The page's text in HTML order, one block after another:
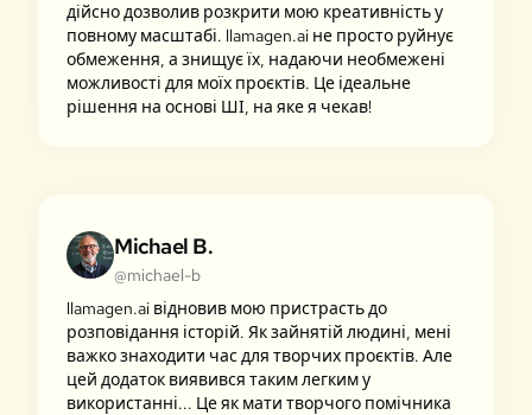
дійсно дозволив розкрити мою креативність у
повному масштабі. llamagen.ai не просто руйнує
обмеження, а знищує їх, надаючи необмежені
можливості для моїх проєктів. Це ідеальне
рішення на основі ШІ, на яке я чекав!
Michael B.
@michael-b
llamagen.ai відновив мою пристрасть до
розповідання історій. Як зайнятій людині, мені
важко знаходити час для творчих проєктів. Але
цей додаток виявився таким легким у
використанні... Це як мати творчого помічника